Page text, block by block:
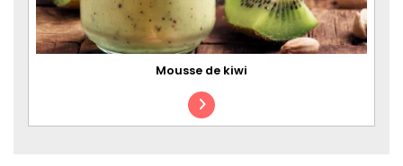
Mousse de kiwi